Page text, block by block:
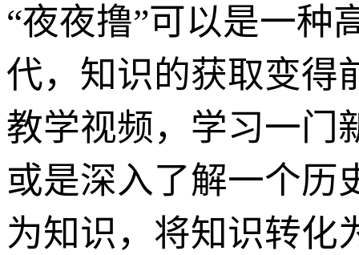
“夜夜撸”可以是一种
代，知识的获取变得
教学视频，学习一门
或是深入了解一个历
为知识，将知识转化